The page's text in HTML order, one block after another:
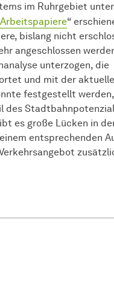
im Ruhrgebiet
Arbeitspapiere“
bislang nicht
angeschlossen
unterzogen, die
und mit der
festgestellt
des
es große Lücken in
entsprechenden